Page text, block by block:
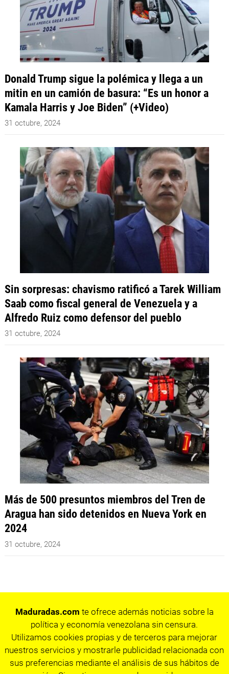
Donald Trump sigue la polémica y llega a un
mitin en un camión de basura: “Es un honor a
Kamala Harris y Joe Biden” (+Video)
31 octubre, 2024
Sin sorpresas: chavismo ratificó a Tarek William
Saab como fiscal general de Venezuela y a
Alfredo Ruiz como defensor del pueblo
31 octubre, 2024
Más de 500 presuntos miembros del Tren de
Aragua han sido detenidos en Nueva York en
2024
31 octubre, 2024
Maduradas.com te ofrece además noticias sobre la
política y economía venezolana sin censura.
Utilizamos cookies propias y de terceros para mejorar
nuestros servicios y mostrarle publicidad relacionada con
sus preferencias mediante el análisis de sus hábitos de